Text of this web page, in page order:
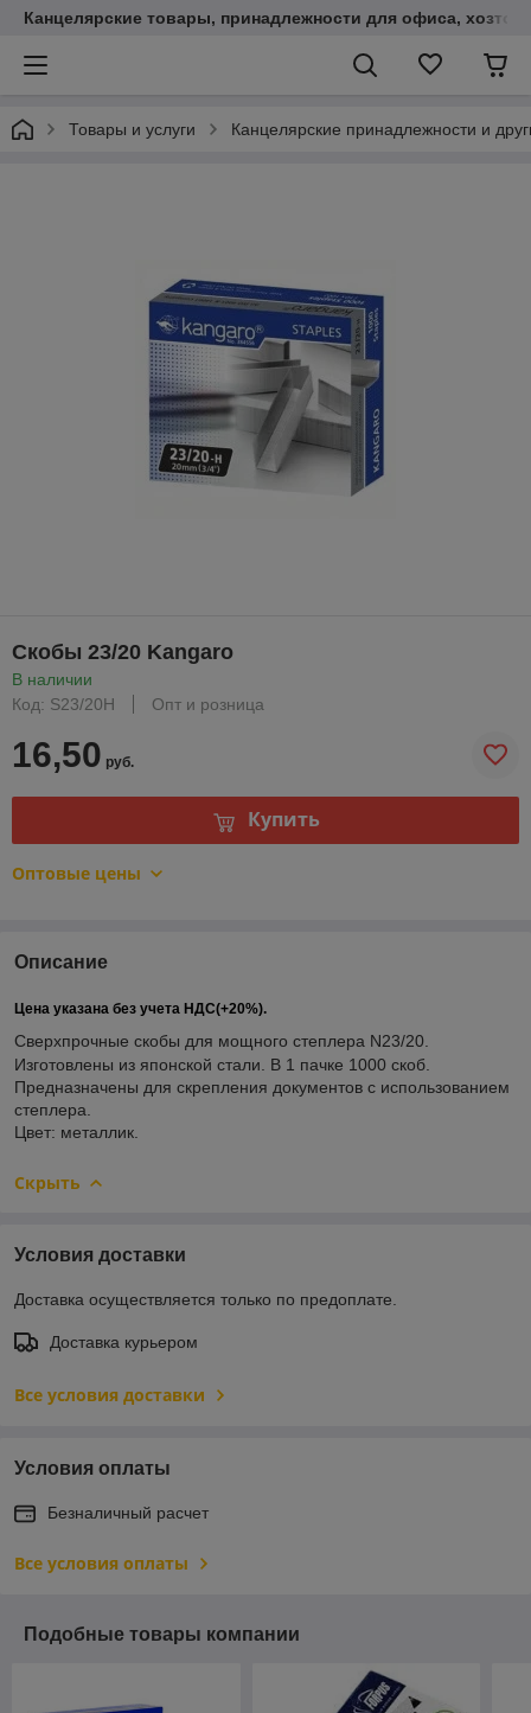
Канцелярские товары, принадлежности для офиса,
Товары и услуги Канцелярские принадлежности и
Скобы 23/20 Kangaro
В наличии
Код: S23/20H
Опт и розница
16,50 руб.
Купить
Оптовые цены
Описание
Цена указана без учета НДС(+20%).
Cверхпрочные скобы для мощного степлера N23/20.
Изготовлены из японской стали. В 1 пачке 1000 скоб.
Предназначены для скрепления документов с использованием
степлера.
Цвет: металлик.
Скрыть
Условия доставки
Доставка осуществляется только по предоплате.
Доставка курьером
Все условия доставки
Условия оплаты
Безналичный расчет
Все условия оплаты
Подобные товары компании